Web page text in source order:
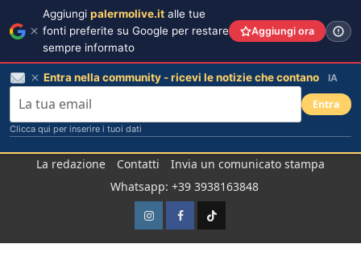
La redazione Contatti
Invia un comunicato stampa
Whatsapp: +39 3938163848
InstagramFacebook
TikTok
Aggiungi palermolive.it alle tue
fonti preferite su Google per restare
sempre informato
Aggiungi ora
Entra nella community - ricevi le notizie che contano IA
Entra
Clicca qui per inserire i tuoi dati